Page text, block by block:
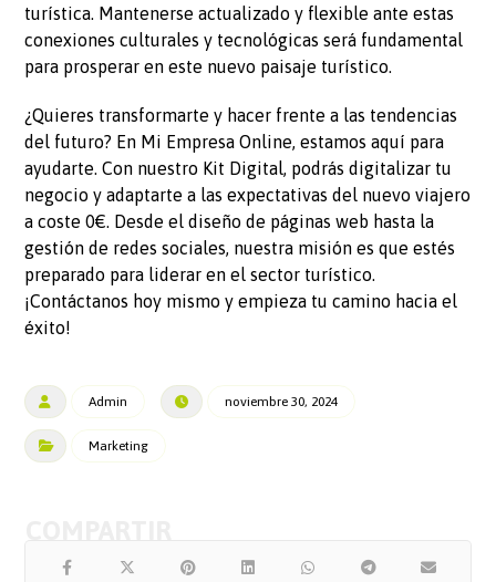
turística. Mantenerse actualizado y flexible ante estas
conexiones culturales y tecnológicas será fundamental
para prosperar en este nuevo paisaje turístico.
¿Quieres transformarte y hacer frente a las tendencias
del futuro? En Mi Empresa Online, estamos aquí para
ayudarte. Con nuestro Kit Digital, podrás digitalizar tu
negocio y adaptarte a las expectativas del nuevo viajero
a coste 0€. Desde el diseño de páginas web hasta la
gestión de redes sociales, nuestra misión es que estés
preparado para liderar en el sector turístico.
¡Contáctanos hoy mismo y empieza tu camino hacia el
éxito!
Admin noviembre 30, 2024
Marketing